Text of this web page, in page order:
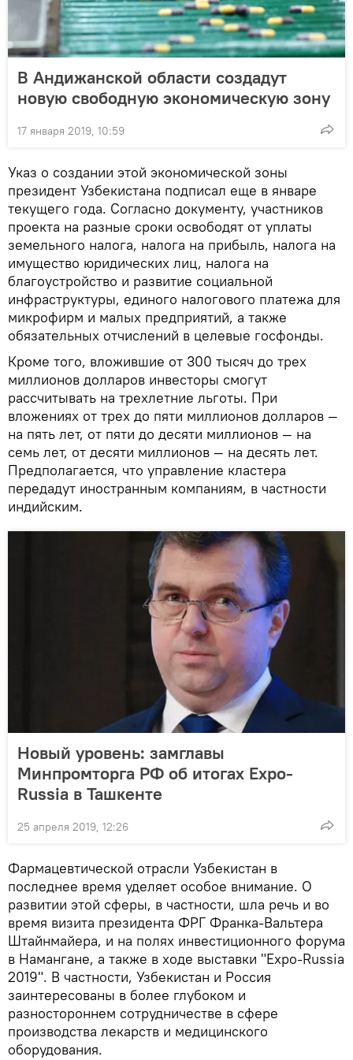
В Андижанской области создадут
новую свободную экономическую зону
17 января 2019, 10:59
Указ о создании этой экономической зоны
президент Узбекистана подписал еще в январе
текущего года. Согласно документу, участников
проекта на разные сроки освободят от уплаты
земельного налога, налога на прибыль, налога на
имущество юридических лиц, налога на
благоустройство и развитие социальной
инфраструктуры, единого налогового платежа для
микрофирм и малых предприятий, а также
обязательных отчислений в целевые госфонды.
Кроме того, вложившие от 300 тысяч до трех
миллионов долларов инвесторы смогут
рассчитывать на трехлетние льготы. При
вложениях от трех до пяти миллионов долларов —
на пять лет, от пяти до десяти миллионов — на
семь лет, от десяти миллионов — на десять лет.
Предполагается, что управление кластера
передадут иностранным компаниям, в частности
индийским.
Новый уровень: замглавы
Минпромторга РФ об итогах Expo-
Russia в Ташкенте
25 апреля 2019, 12:26
Фармацевтической отрасли Узбекистан в
последнее время уделяет особое внимание. О
развитии этой сферы, в частности, шла речь и во
время визита президента ФРГ Франка-Вальтера
Штайнмайера, и на полях инвестиционного форума
в Намангане, а также в ходе выставки "Expo-Russia
2019". В частности, Узбекистан и Россия
заинтересованы в более глубоком и
разностороннем сотрудничестве в сфере
производства лекарств и медицинского
оборудования.